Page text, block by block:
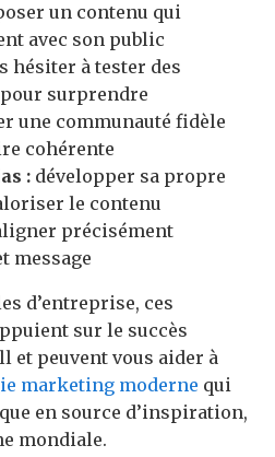
un contenu qui
avec son public
hésiter à tester des
surprendre
une communauté fidèle
cohérente
: développer sa propre
le contenu
précisément
message
d’entreprise, ces
sur le succès
et peuvent vous aider à
marketing moderne qui
en source d’inspiration,
mondiale.